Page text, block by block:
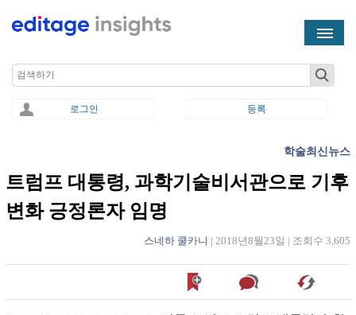
Search
로그인 등록
학술최신뉴스
트럼프 대통령, 과학기술비서관으로 기후
변화 긍정론자 임명
스네하 쿨카니 | 2018년8월23일 | 조회수 3,605